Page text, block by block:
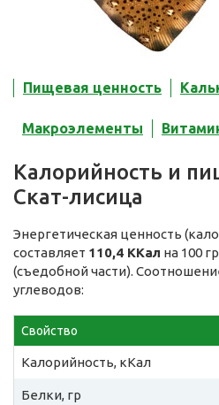
Пищевая ценность
Макроэлементы
Калорийность и
Скат-лисица
Энергетическая ценность
составляет 110,4 ККал на 100
(съедобной части).
углеводов:
Свойство
Калорийность, кКал
Белки, гр